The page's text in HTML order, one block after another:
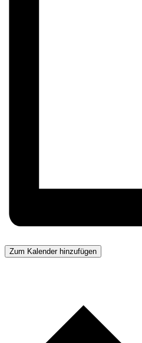
Zum Kalender hinzufügen